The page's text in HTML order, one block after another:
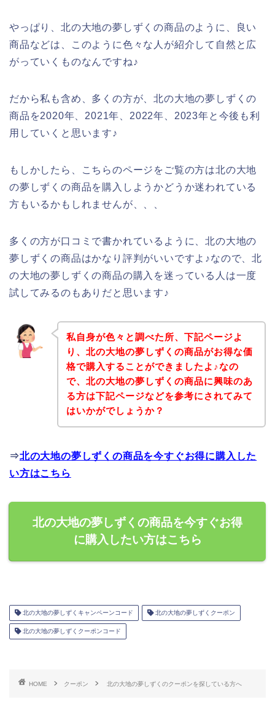
やっぱり、北の大地の夢しずくの商品のように、良い
商品などは、このように色々な人が紹介して自然と広
がっていくものなんですね♪
だから私も含め、多くの方が、北の大地の夢しずくの
商品を2020年、2021年、2022年、2023年と今後も利
用していくと思います♪
もしかしたら、こちらのページをご覧の方は北の大地
の夢しずくの商品を購入しようかどうか迷われている
方もいるかもしれませんが、、、
多くの方が口コミで書かれているように、北の大地の
夢しずくの商品はかなり評判がいいですよ♪なので、北
の大地の夢しずくの商品の購入を迷っている人は一度
試してみるのもありだと思います♪
私自身が色々と調べた所、下記ページよ
り、北の大地の夢しずくの商品がお得な価
格で購入することができましたよ♪なの
で、北の大地の夢しずくの商品に興味のあ
る方は下記ページなどを参考にされてみて
はいかがでしょうか？
⇒北の大地の夢しずくの商品を今すぐお得に購入した
い方はこちら
北の大地の夢しずくの商品を今すぐお得
に購入したい方はこちら
北の大地の夢しずくキャンペーンコード 北の大地の夢しずくクーポン
北の大地の夢しずくクーポンコード
HOME クーポン 北の大地の夢しずくのクーポンを探している方へ